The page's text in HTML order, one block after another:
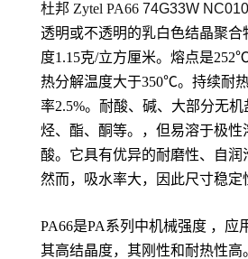
杜邦 Zytel PA66 74G33W NC010
透明或不透明的乳白色结晶聚合
度1.15克/立方厘米。熔点是
热分解温度大于350℃。持续耐
率2.5%。耐酸、碱、大部分无机
烃、酯、酮等。，但易溶于极性
酸。它具有优异的耐磨性、自润
然而，吸水率大，因此尺寸稳定
PA66是PA系列中机械强度 ，应
其高结晶度，其刚性和耐热性高